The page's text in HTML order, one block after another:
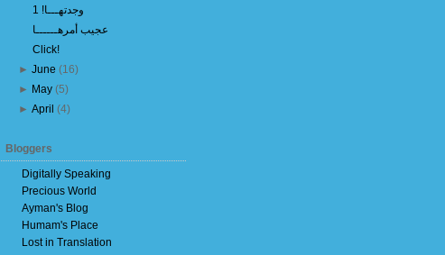
وجدتهـــا! 1
عجيب أمرهــــــا
Click!
►June (16)
► May (5)
►April (4)
Bloggers
Digitally Speaking
Precious World
Ayman's Blog
Humam's Place
Lost in Translation